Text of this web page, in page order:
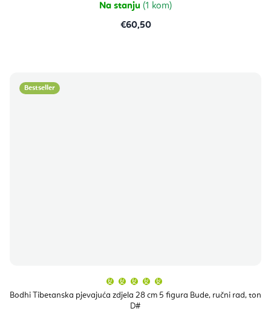
Na stanju (1 kom)
€60,50
Bestseller
Bodhi Tibetanska pjevajuća zdjela 28 cm 5 figura Bude, ručni rad, ton
D#
proizvoda
je